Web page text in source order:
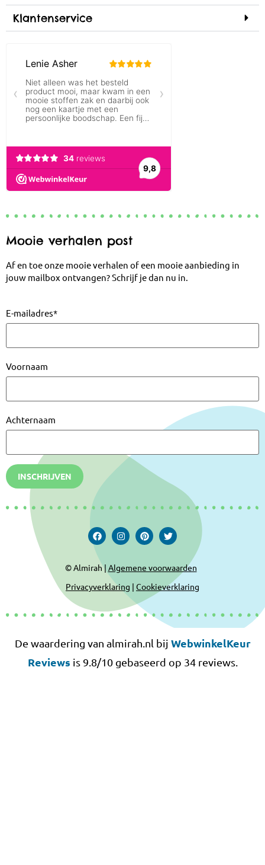
Klantenservice
Mooie verhalen post
Af en toe onze mooie verhalen of een mooie aanbieding in
jouw mailbox ontvangen? Schrijf je dan nu in.
E-mailadres*
Voornaam
Achternaam
INSCHRIJVEN
© Almirah | Algemene voorwaarden
Privacyverklaring | Cookieverklaring
De waardering van almirah.nl bij WebwinkelKeur
Reviews is 9.8/10 gebaseerd op 34 reviews.